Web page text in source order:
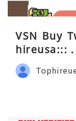
VSN Buy
hireusa::: .